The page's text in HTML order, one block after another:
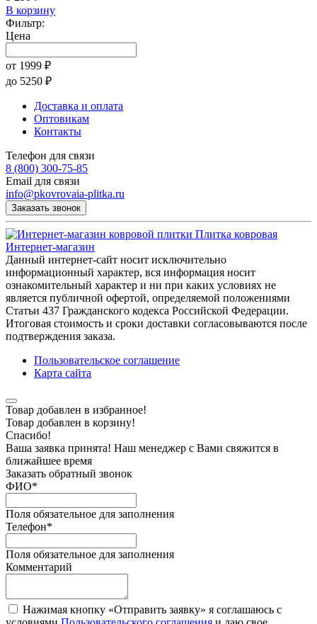
В корзину
Фильтр:
Цена
от 1999 ₽
до 5250 ₽
Доставка и оплата
Оптовикам
Контакты
Телефон для связи
8 (800) 300-75-85
Email для связи
info@pkovrovaia-plitka.ru
Заказать звонок
Плитка ковровая
Интернет-магазин
Данный интернет-сайт носит исключительно
информационный характер, вся информация носит
ознакомительный характер и ни при каких условиях не
является публичной офертой, определяемой положениями
Статьи 437 Гражданского кодекса Российской Федерации.
Итоговая стоимость и сроки доставки согласовываются после
подтверждения заказа.
Пользовательское соглашение
Карта сайта
Товар добавлен в избранное!
Товар добавлен в корзину!
Спасибо!
Ваша заявка принята! Наш менеджер с Вами свяжится в
ближайшее время
Заказать обратный звонок
ФИО*
Поля обязательное для заполнения
Телефон*
Поля обязательное для заполнения
Комментарий
Нажимая кнопку «Отправить заявку» я соглашаюсь с